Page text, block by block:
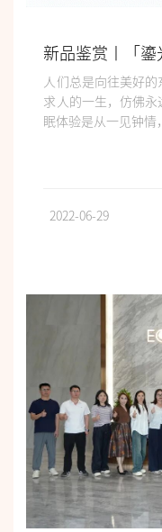
新品鉴赏丨「
人们总是向往美好
求人的一生，仿佛
眠体验是从一见钟情
2022-06-29